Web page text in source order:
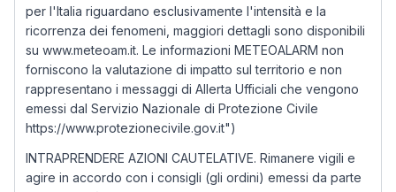
per l'Italia riguardano esclusivamente l'intensità e la
ricorrenza dei fenomeni, maggiori dettagli sono disponibili
su www.meteoam.it. Le informazioni METEOALARM non
forniscono la valutazione di impatto sul territorio e non
rappresentano i messaggi di Allerta Ufficiali che vengono
emessi dal Servizio Nazionale di Protezione Civile
https://www.protezionecivile.gov.it")
INTRAPRENDERE AZIONI CAUTELATIVE. Rimanere vigili e
agire in accordo con i consigli (gli ordini) emessi da parte